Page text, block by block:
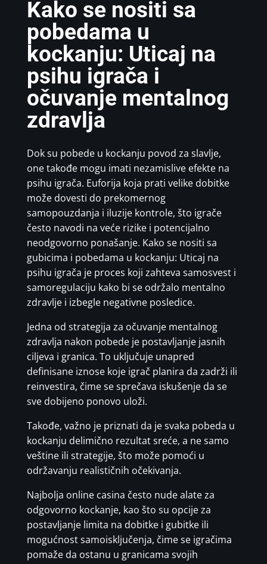
Kako se nositi sa
pobedama u
kockanju: Uticaj na
psihu igrača i
očuvanje mentalnog
zdravlja
Dok su pobede u kockanju povod za slavlje,
one takođe mogu imati nezamislive efekte na
psihu igrača. Euforija koja prati velike dobitke
može dovesti do prekomernog
samopouzdanja i iluzije kontrole, što igrače
često navodi na veće rizike i potencijalno
neodgovorno ponašanje. Kako se nositi sa
gubicima i pobedama u kockanju: Uticaj na
psihu igrača je proces koji zahteva samosvest i
samoregulaciju kako bi se održalo mentalno
zdravlje i izbegle negativne posledice.
Jedna od strategija za očuvanje mentalnog
zdravlja nakon pobede je postavljanje jasnih
ciljeva i granica. To uključuje unapred
definisane iznose koje igrač planira da zadrži ili
reinvestira, čime se sprečava iskušenje da se
sve dobijeno ponovo uloži.
Takođe, važno je priznati da je svaka pobeda u
kockanju delimično rezultat sreće, a ne samo
veštine ili strategije, što može pomoći u
održavanju realističnih očekivanja.
Najbolja online casina često nude alate za
odgovorno kockanje, kao što su opcije za
postavljanje limita na dobitke i gubitke ili
mogućnost samoisključenja, čime se igračima
pomaže da ostanu u granicama svojih